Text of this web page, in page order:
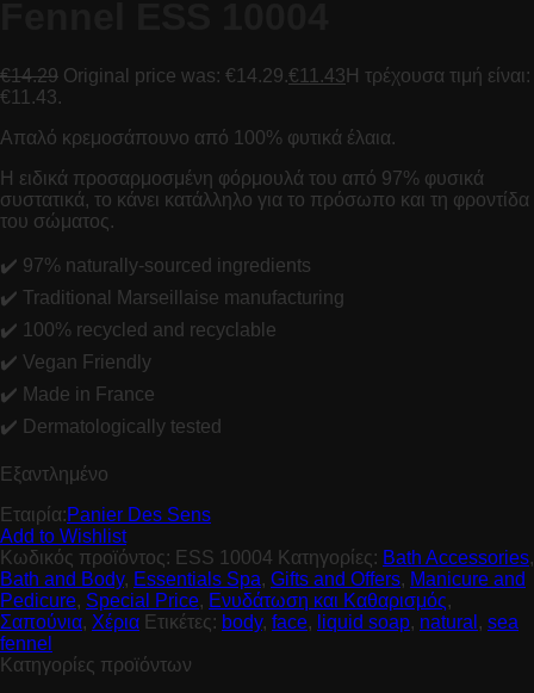
€14.29 Original price was: €14.29.€11.43 Η τρέχουσα τιμή είναι:
€11.43.
Απαλό κρεμοσάπουνο από 100% φυτικά έλαια.
Η ειδικά προσαρμοσμένη φόρμουλά του από 97% φυσικά
συστατικά, το κάνει κατάλληλο για το πρόσωπο και τη φροντίδα
του σώματος.
✔️ 97% naturally-sourced ingredients
✔️ Traditional Marseillaise manufacturing
✔️ 100% recycled and recyclable
✔️ Vegan Friendly
✔️ Made in France
✔️ Dermatologically tested
Εξαντλημένο
Εταιρία:Panier Des Sens
Add to Wishlist
Κωδικός προϊόντος: ESS 10004 Κατηγορίες: Bath Accessories,
Bath and Body, Essentials Spa, Gifts and Offers, Manicure and
Pedicure, Special Price, Ενυδάτωση και Καθαρισμός,
Σαπούνια, Χέρια Ετικέτες: body, face, liquid soap, natural , sea
fennel
Κατηγορίες προϊόντων